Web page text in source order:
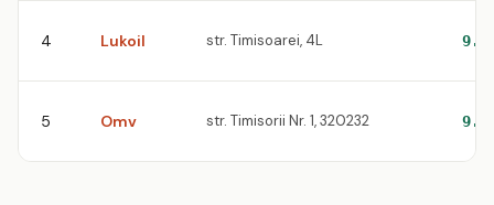
4 Lukoil str. Timisoarei, 4L
5 Omv str. Timisorii Nr. 1, 320232